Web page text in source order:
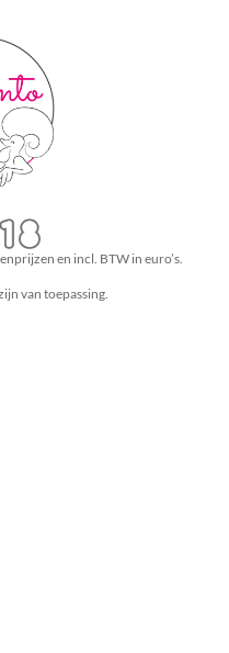
en incl. BTW in euro’s.
van toepassing.